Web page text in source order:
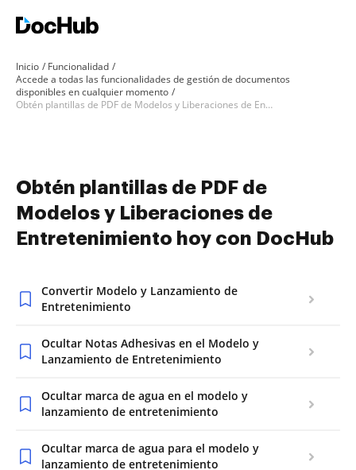
Inicio
Funcionalidad
Accede a todas las funcionalidades de gestión de documentos
disponibles en cualquier momento
Obtén plantillas de PDF de Modelos y Liberaciones de Entretenimiento hoy con DocHub
Obtén plantillas de PDF de
Modelos y Liberaciones de
Entretenimiento hoy con DocHub
Convertir Modelo y Lanzamiento de
Entretenimiento
Ocultar Notas Adhesivas en el Modelo y
Lanzamiento de Entretenimiento
Ocultar marca de agua en el modelo y
lanzamiento de entretenimiento
Ocultar marca de agua para el modelo y
lanzamiento de entretenimiento